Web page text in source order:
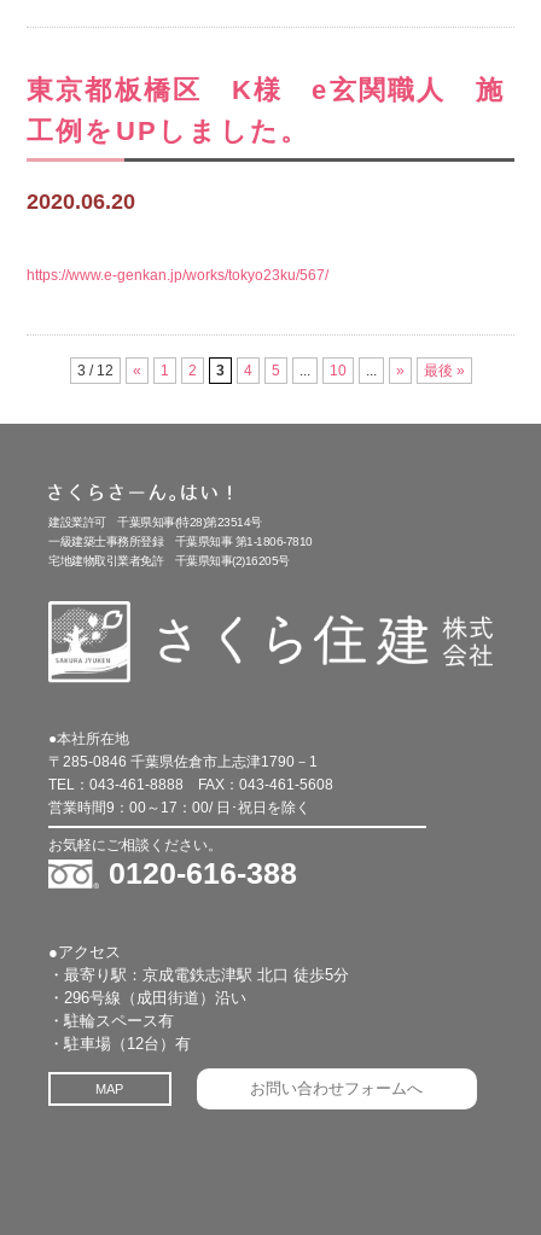
東京都板橋区 K様 e玄関職人 施
工例をUPしました。
2020.06.20
https://www.e-genkan.jp/works/tokyo23ku/567/
3 / 12 « 1 2 3 4 5 10 » 最後 »
建設業許可 千葉県知事(特28)第23514号
一級建築士事務所登録 千葉県知事 第1-1806-7810
宅地建物取引業者免許 千葉県知事(2)16205号
●本社所在地
〒285-0846 千葉県佐倉市上志津1790－1
TEL： 043-461-8888 FAX： 043-461-5608
営業時間9：00～17：00/ 日･祝日を除く
お気軽にご相談ください。
0120-616-388
●アクセス
・最寄り駅：京成電鉄志津駅 北口 徒歩5分
・296号線（成田街道）沿い
・駐輪スペース有
・駐車場（12台）有
MAP お問い合わせフォームへ